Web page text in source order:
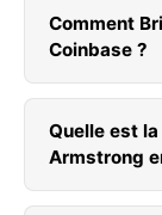
Comment
Coinbase ?
Quelle est
Armstrong